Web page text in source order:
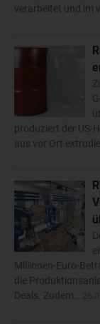
verarbeitet und im
produziert der US-
aus vor Ort
Millionen-Euro-
die
Deals. Zudem…